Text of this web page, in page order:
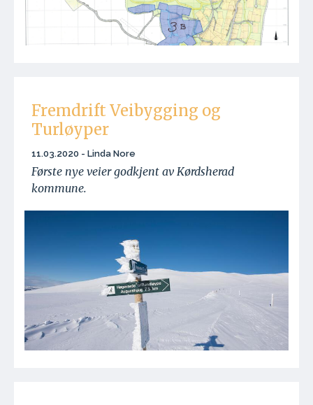
Fremdrift Veibygging og
Turløyper
11.03.2020 - Linda Nore
Første nye veier godkjent av Kørdsherad
kommune.